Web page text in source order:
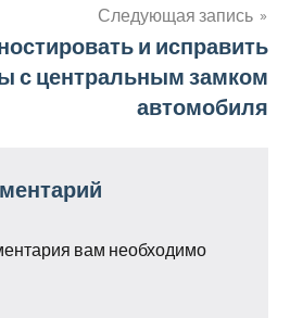
Следующая запись
и исправить
с центральным замком
автомобиля
вам необходимо